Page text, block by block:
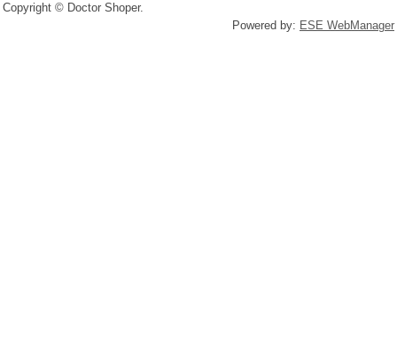
Copyright © Doctor Shoper.
Powered by: ESE WebManager